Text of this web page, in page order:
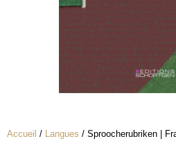
Accueil / Langues / Sproocherubriken |